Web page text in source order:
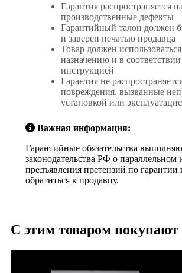
Гарантия распространяется на
производственные дефекты
Гарантийный талон должен
и заверен печатью продавца
Товар должен
назначению и в соответствии
инструкцией
Гарантия не
повреждения, вызванные
установкой или
Важная информация:
Гарантийные обязательства
законодательства РФ о параллельном
предъявления претензий по гарантии
обратиться к продавцу.
С этим товаром покупают